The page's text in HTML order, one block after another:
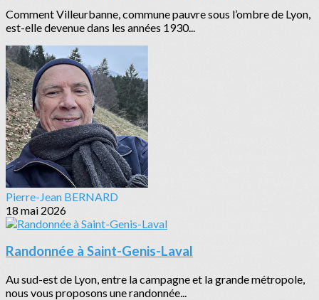
Comment Villeurbanne, commune pauvre sous l’ombre de Lyon,
est-elle devenue dans les années 1930...
Pierre-Jean BERNARD
18 mai 2026
Randonnée à Saint-Genis-Laval
Au sud-est de Lyon, entre la campagne et la grande métropole,
nous vous proposons une randonnée...